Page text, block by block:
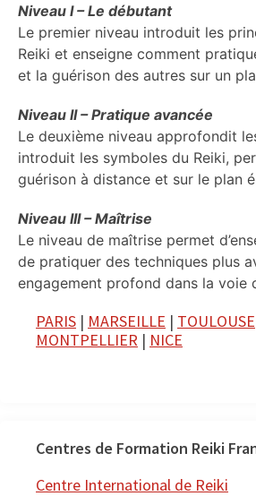
Niveau I – Le débutant
Le premier niveau introduit les
Reiki et enseigne comment
et la guérison des autres sur un
Niveau II – Pratique avancée
Le deuxième niveau approfondit
introduit les symboles du Reiki,
guérison à distance et sur le plan
Niveau III – Maîtrise
Le niveau de maîtrise permet
de pratiquer des techniques plus
engagement profond dans la voie
PARIS | MARSEILLE | TOULOUSE
MONTPELLIER | NICE
Centres de Formation Reiki
Centre International de Reiki